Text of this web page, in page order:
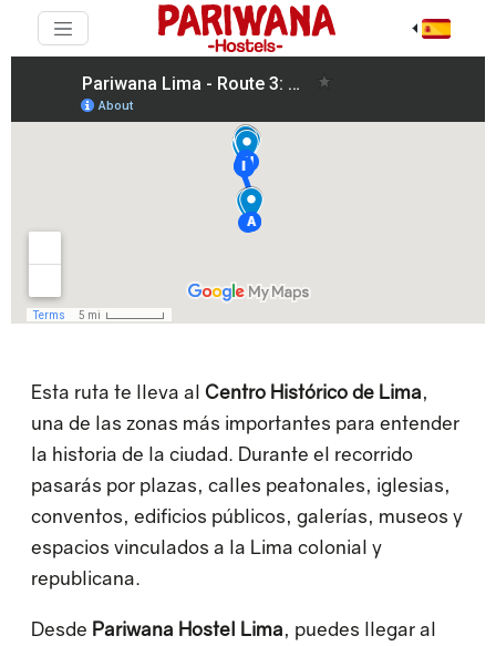
Esta ruta te lleva al Centro Histórico de Lima,
una de las zonas más importantes para entender
la historia de la ciudad. Durante el recorrido
pasarás por plazas, calles peatonales, iglesias,
conventos, edificios públicos, galerías, museos y
espacios vinculados a la Lima colonial y
republicana.
Desde Pariwana Hostel Lima, puedes llegar al